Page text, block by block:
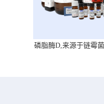
磷脂酶D,来源于链霉